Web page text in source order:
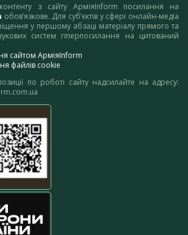
з сайту АрміяInform посилання на
обов’язкове. Для суб’єктів у сфері онлайн-медіа
у першому абзаці матеріалу прямого та
систем гіперпосилання на цитований
сайтом АрміяInform
файлів cookie
по роботі сайту надсилайте на адресу: